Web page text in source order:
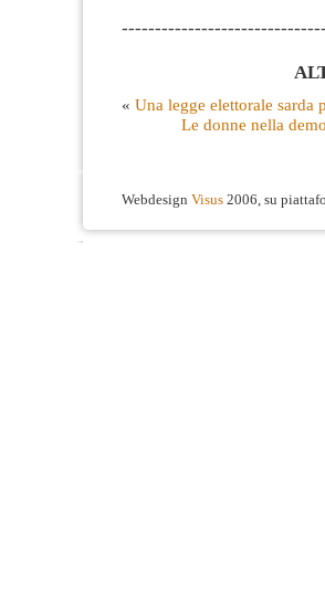
« Una legge elettorale sarda
Le donne nella
Webdesign Visus 2006, su